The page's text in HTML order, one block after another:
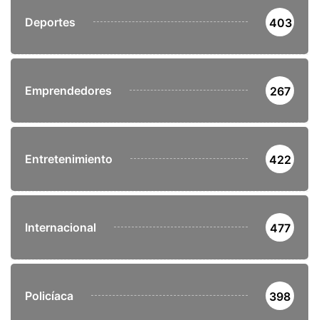
Deportes 403
Emprendedores 267
Entretenimiento 422
Internacional 477
Policíaca 398